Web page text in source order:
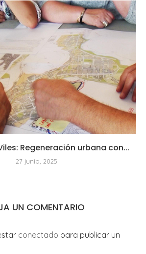
Regeneración urbana con...
27 junio, 2025
UN COMENTARIO
conectado para publicar un